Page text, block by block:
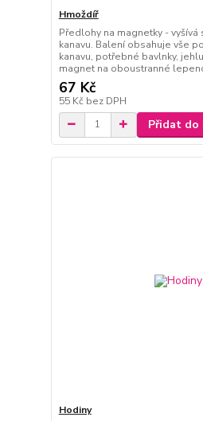
Hmoždíř
Předlohy na magnetky -
kanavu. Balení obsahuje vše
kanavu, potřebné bavlnky,
magnet na oboustranné
67 Kč
55 Kč bez DPH
Přidat do
Hodiny